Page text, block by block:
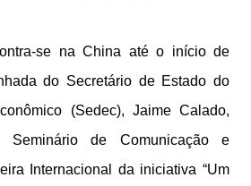
se na China até o início de
do Secretário de Estado do
(Sedec), Jaime Calado,
Seminário de Comunicação e
Internacional da iniciativa “Um